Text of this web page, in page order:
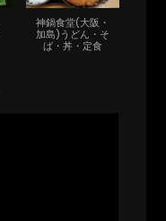
神鍋食堂(大阪・
加島)うどん・そ
ば・丼・定食